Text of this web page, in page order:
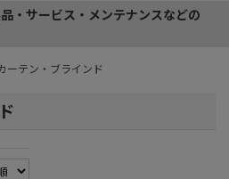
・サービス・メンテナンスなどの
ーテン・ブラインド